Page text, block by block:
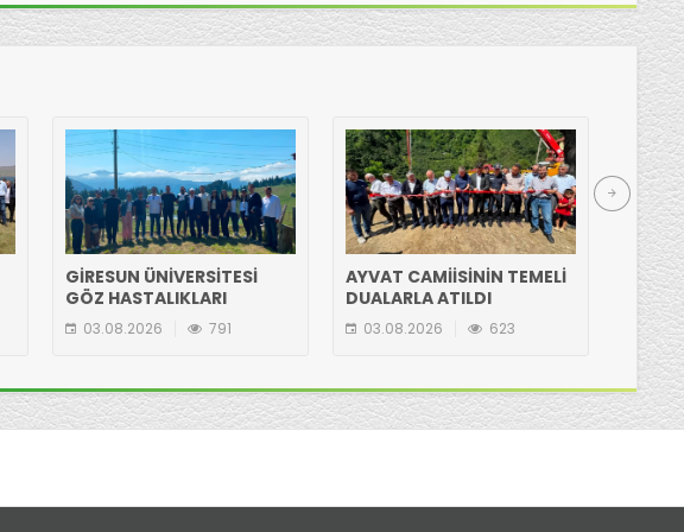
GİRESUN ÜNİVERSİTESİ
GÖZ HASTALIKLARI
EKİBİNDEN GÖLYANI
YAYLASI'NIA ZİYARET
03.08.2026 791
AYVAT CAMİİSİNİN TEMELİ
DUALARLA ATILDI
03.08.2026 623
ETTİ